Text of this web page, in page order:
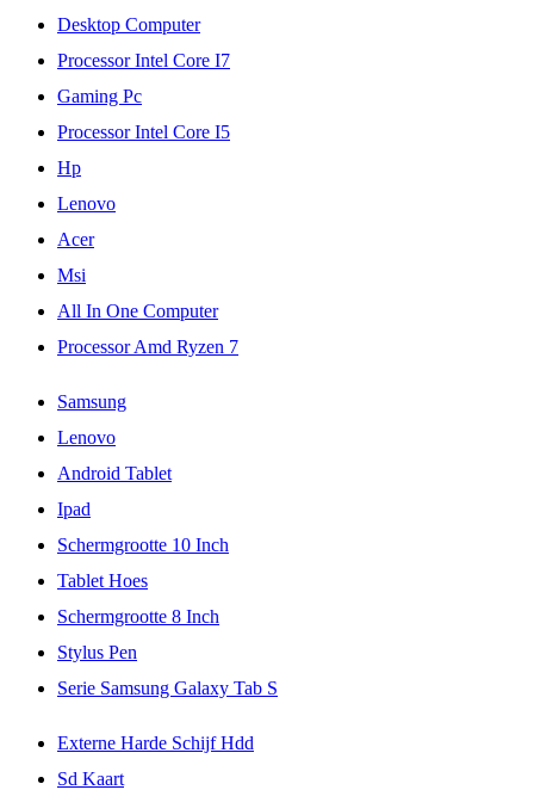
Desktop Computer
Processor Intel Core I7
Gaming Pc
Processor Intel Core I5
Hp
Lenovo
Acer
Msi
All In One Computer
Processor Amd Ryzen 7
Samsung
Lenovo
Android Tablet
Ipad
Schermgrootte 10 Inch
Tablet Hoes
Schermgrootte 8 Inch
Stylus Pen
Serie Samsung Galaxy Tab S
Externe Harde Schijf Hdd
Sd Kaart